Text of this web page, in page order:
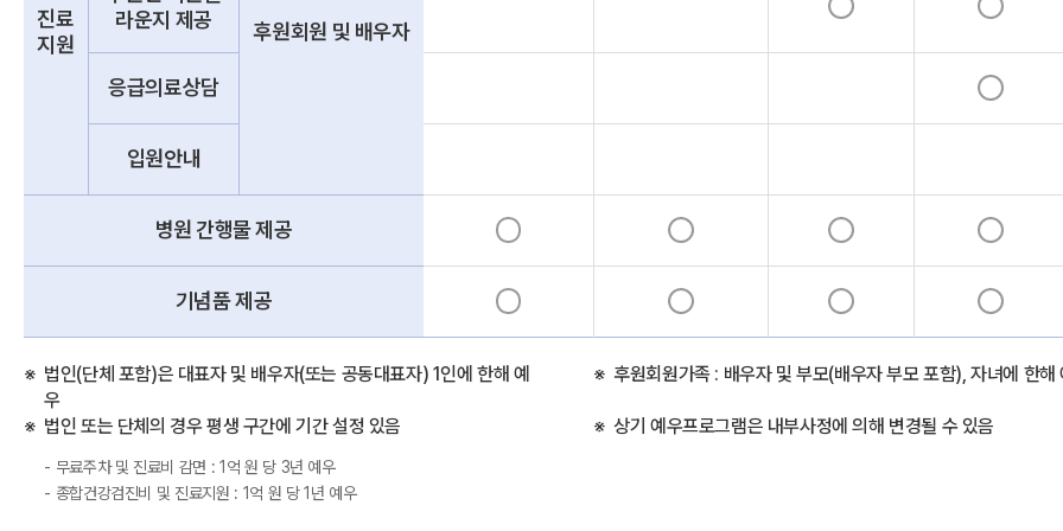
진료
지원
후원회원 및 배우자
라운지 제공
응급의료상담
입원안내
병원 간행물 제공
기념품 제공
법인(단체 포함)은 대표자 및 배우자(또는 공동대표자) 1인에 한해 예
우
후원회원가족 : 배우자 및 부모(배우자 부모 포함), 자녀에 한해
법인 또는 단체의 경우 평생 구간에 기간 설정 있음
- 무료주차 및 진료비 감면 : 1억 원 당 3년 예우
- 종합건강검진비 및 진료지원 : 1억 원 당 1년 예우
상기 예우프로그램은 내부사정에 의해 변경될 수 있음